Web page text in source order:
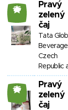
26
Pravý
zelený
čaj
Tata
Czech
Republic
26
Pravý
zelený
čaj